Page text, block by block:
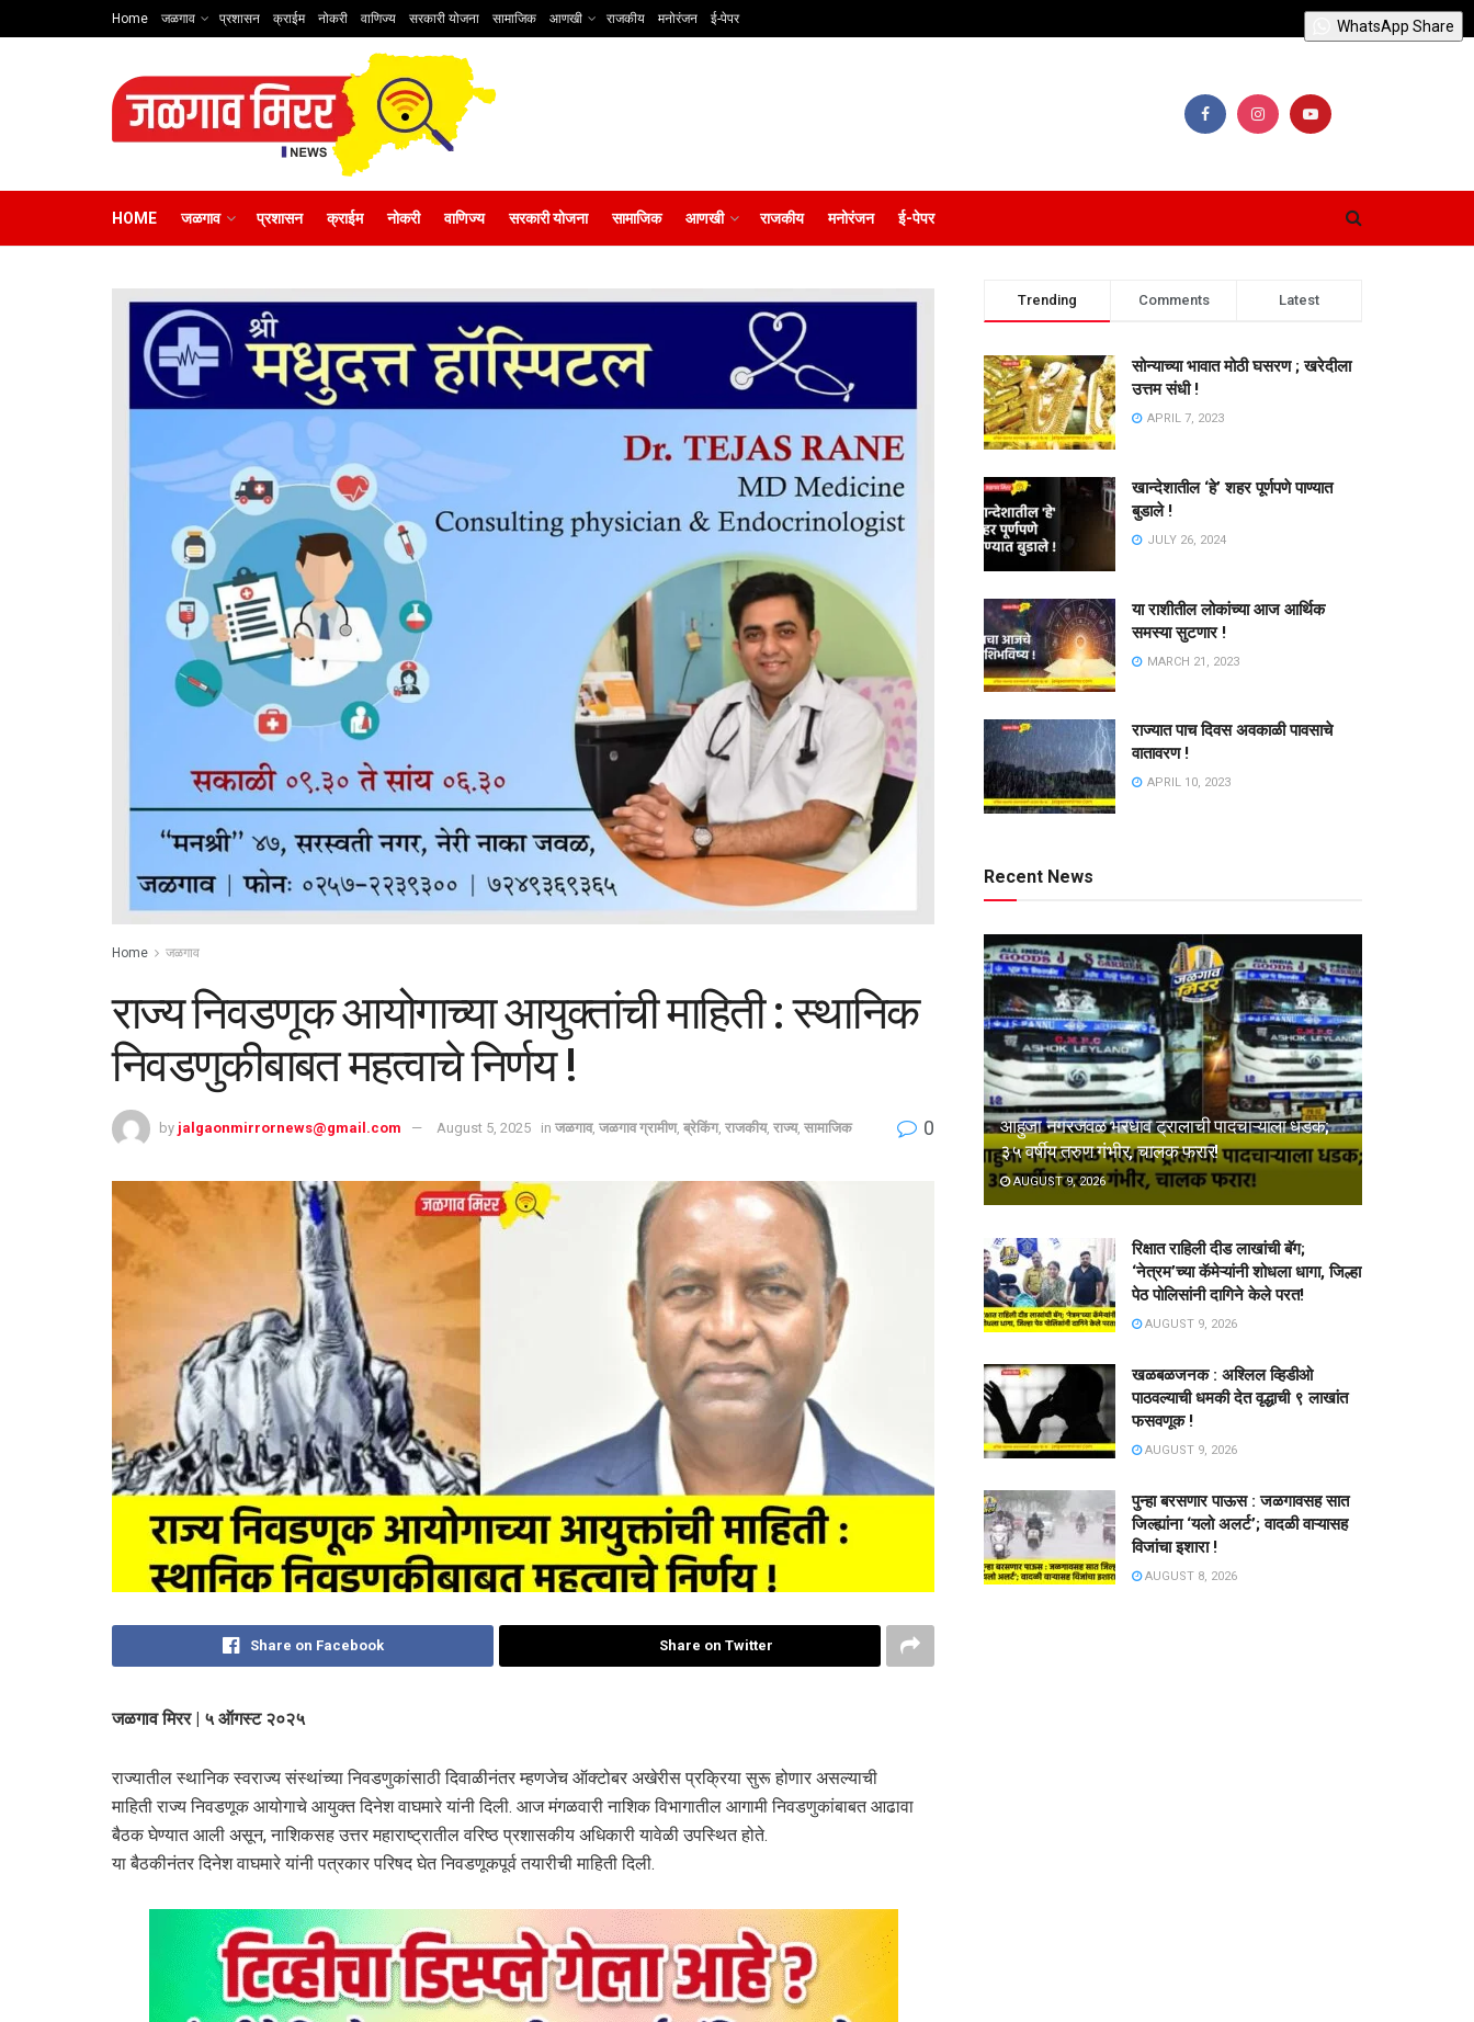
Home जळगाव प्रशासन क्राईम नोकरी वाणिज्य सरकारी योजना सामाजिक आणखी राजकीय मनोरंजन ई-पेपर
HOME जळगाव प्रशासन क्राईम नोकरी वाणिज्य सरकारी योजना सामाजिक आणखी राजकीय मनोरंजन ई-पेपर
Home जळगाव
राज्य निवडणूक आयोगाच्या आयुक्तांची माहिती : स्थानिक
निवडणुकीबाबत महत्वाचे निर्णय !
by jalgaonmirrornews@gmail.com August 5, 2025 in जळगाव, जळगाव ग्रामीण, ब्रेकिंग, राजकीय, राज्य, सामाजिक 0
Share on Facebook Share on Twitter
जळगाव मिरर | ५ ऑगस्ट २०२५
राज्यातील स्थानिक स्वराज्य संस्थांच्या निवडणुकांसाठी दिवाळीनंतर म्हणजेच ऑक्टोबर अखेरीस प्रक्रिया सुरू होणार असल्याची
माहिती राज्य निवडणूक आयोगाचे आयुक्त दिनेश वाघमारे यांनी दिली. आज मंगळवारी नाशिक विभागातील आगामी निवडणुकांबाबत आढावा
बैठक घेण्यात आली असून, नाशिकसह उत्तर महाराष्ट्रातील वरिष्ठ प्रशासकीय अधिकारी यावेळी उपस्थित होते.
या बैठकीनंतर दिनेश वाघमारे यांनी पत्रकार परिषद घेत निवडणूकपूर्व तयारीची माहिती दिली.
Trending Comments Latest
सोन्याच्या भावात मोठी घसरण ; खरेदीला
उत्तम संधी !
APRIL 7, 2023
खान्देशातील ‘हे’ शहर पूर्णपणे पाण्यात
बुडाले !
JULY 26, 2024
या राशीतील लोकांच्या आज आर्थिक
समस्या सुटणार !
MARCH 21, 2023
राज्यात पाच दिवस अवकाळी पावसाचे
वातावरण !
APRIL 10, 2023
Recent News
आहुजा नगरजवळ भरधाव ट्रालाची पादचाऱ्याला धडक;
३५ वर्षीय तरुण गंभीर, चालक फरार!
AUGUST 9, 2026
रिक्षात राहिली दीड लाखांची बॅग;
‘नेत्रम’च्या कॅमेऱ्यांनी शोधला धागा, जिल्हा
पेठ पोलिसांनी दागिने केले परत!
AUGUST 9, 2026
खळबळजनक : अश्लिल व्हिडीओ
पाठवल्याची धमकी देत वृद्धाची ९ लाखांत
फसवणूक !
AUGUST 9, 2026
पुन्हा बरसणार पाऊस : जळगावसह सात
जिल्ह्यांना ‘यलो अलर्ट’; वादळी वाऱ्यासह
विजांचा इशारा !
AUGUST 8, 2026
WhatsApp Share